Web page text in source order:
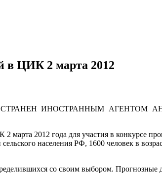
в ЦИК 2 марта 2012
ИНОСТРАННЫМ АГЕНТОМ
марта 2012 года для участия в конкурсе
населения РФ, 1600 человек в
со своим выбором.